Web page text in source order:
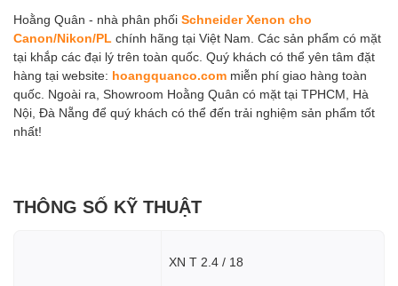
Hoằng Quân - nhà phân phối Schneider Xenon cho
Canon/Nikon/PL chính hãng tại Việt Nam. Các sản phẩm có mặt
tại khắp các đại lý trên toàn quốc. Quý khách có thể yên tâm đặt
hàng tại website: hoangquanco.com miễn phí giao hàng toàn
quốc. Ngoài ra, Showroom Hoằng Quân có mặt tại TPHCM, Hà
Nội, Đà Nẵng để quý khách có thể đến trải nghiệm sản phẩm tốt
nhất!
THÔNG SỐ KỸ THUẬT
XN T 2.4 / 18